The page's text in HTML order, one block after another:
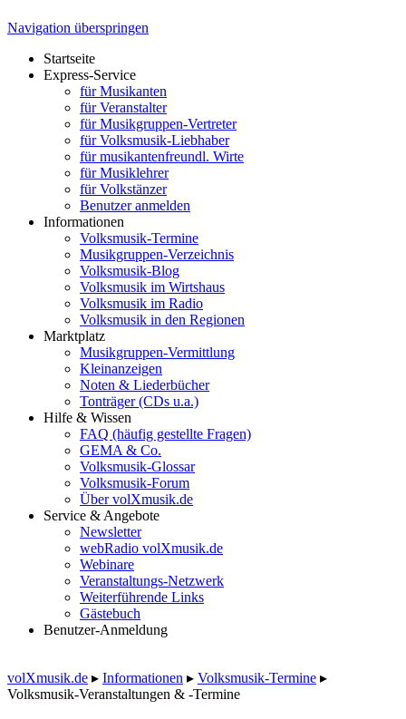
Navigation überspringen
Startseite
Express-Service
für Musikanten
für Veranstalter
für Musikgruppen-Vertreter
für Volksmusik-Liebhaber
für musikantenfreundl. Wirte
für Musiklehrer
für Volkstänzer
Benutzer anmelden
Informationen
Volksmusik-Termine
Musikgruppen-Verzeichnis
Volksmusik-Blog
Volksmusik im Wirtshaus
Volksmusik im Radio
Volksmusik in den Regionen
Marktplatz
Musikgruppen-Vermittlung
Kleinanzeigen
Noten & Liederbücher
Tonträger (CDs u.a.)
Hilfe & Wissen
FAQ (häufig gestellte Fragen)
GEMA & Co.
Volksmusik-Glossar
Volksmusik-Forum
Über volXmusik.de
Service & Angebote
Newsletter
webRadio volXmusik.de
Webinare
Veranstaltungs-Netzwerk
Weiterführende Links
Gästebuch
Benutzer-Anmeldung
volXmusik.de ▸ Informationen ▸ Volksmusik-Termine ▸
Volksmusik-Veranstaltungen & -Termine